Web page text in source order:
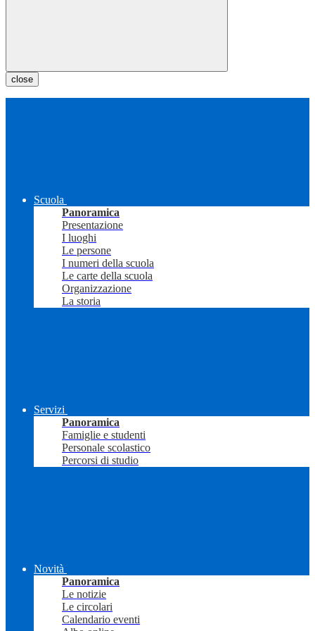
close
Scuola
Panoramica
Presentazione
I luoghi
Le persone
I numeri della scuola
Le carte della scuola
Organizzazione
La storia
Servizi
Panoramica
Famiglie e studenti
Personale scolastico
Percorsi di studio
Novità
Panoramica
Le notizie
Le circolari
Calendario eventi